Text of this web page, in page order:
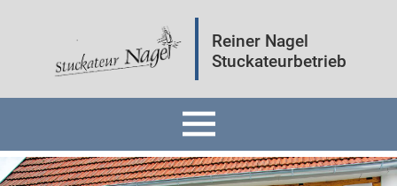
Reiner Nagel
Stuckateurbetrieb
Home